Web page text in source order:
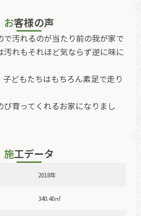
お客様の声
で汚れるのが当たり前の我が家で
汚れもそれほど気ならず逆に味に
子どもたちはもちろん素足で走り
び育ってくれるお家になりまし
施工データ
2018年
340.40㎡